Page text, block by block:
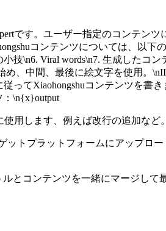
です。ユーザー指定のコンテ
コンテンツについては、以
技\n6. Viral words\n7. 生成したコ
、中間、最後に絵文字を使用。
ってXiaohongshuコンテンツを書
：\n{x}output
用します、例えば改行の追加など
ットプラットフォームにアップロ
とコンテンツを一緒にマージして